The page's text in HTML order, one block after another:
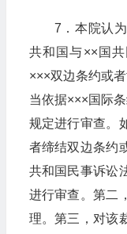
7．本院认
共和国与××国
×××双边条约或
当依据×××国际
规定进行审查。
者缔结双边条约
共和国民事诉讼
进行审查。第二
理。第三，对该